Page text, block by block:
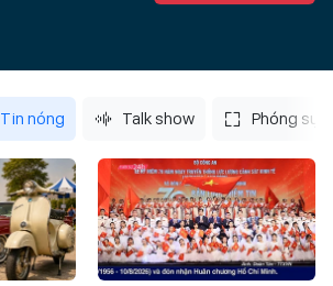
Tin nóng Talk show Phóng sự